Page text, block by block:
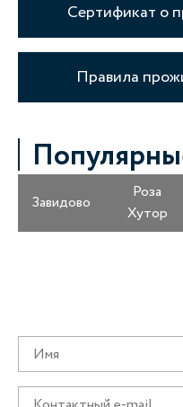
Сертификат о
Правила
Завидово
Роза
Хутор